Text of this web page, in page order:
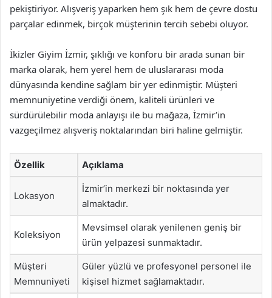
pekiştiriyor. Alışveriş yaparken hem şık hem de çevre dostu
parçalar edinmek, birçok müşterinin tercih sebebi oluyor.
İkizler Giyim İzmir, şıklığı ve konforu bir arada sunan bir
marka olarak, hem yerel hem de uluslararası moda
dünyasında kendine sağlam bir yer edinmiştir. Müşteri
memnuniyetine verdiği önem, kaliteli ürünleri ve
sürdürülebilir moda anlayışı ile bu mağaza, İzmir’in
vazgeçilmez alışveriş noktalarından biri haline gelmiştir.
Özellik Açıklama
Lokasyon
İzmir’in merkezi bir noktasında yer
almaktadır.
Koleksiyon
Mevsimsel olarak yenilenen geniş bir
ürün yelpazesi sunmaktadır.
Müşteri
Memnuniyeti
Güler yüzlü ve profesyonel personel ile
kişisel hizmet sağlamaktadır.